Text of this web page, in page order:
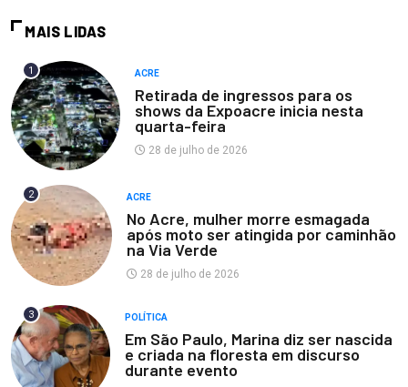
MAIS LIDAS
1 ACRE
Retirada de ingressos para os
shows da Expoacre inicia nesta
quarta-feira
28 de julho de 2026
2 ACRE
No Acre, mulher morre esmagada
após moto ser atingida por caminhão
na Via Verde
28 de julho de 2026
3 POLÍTICA
Em São Paulo, Marina diz ser nascida
e criada na floresta em discurso
durante evento